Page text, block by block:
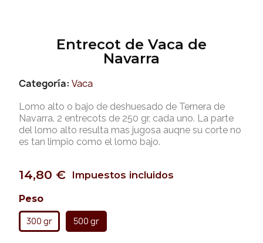
Entrecot de Vaca de
Navarra
Categoría Vaca
Lomo alto o bajo de deshuesado de Ternera de
Navarra. 2 entrecots de 250 gr, cada uno. La parte
del lomo alto resulta mas jugosa auqne su corte no
es tan limpio como el lomo bajo.
14,80 € Impuestos incluidos
Peso
300 gr
500 gr